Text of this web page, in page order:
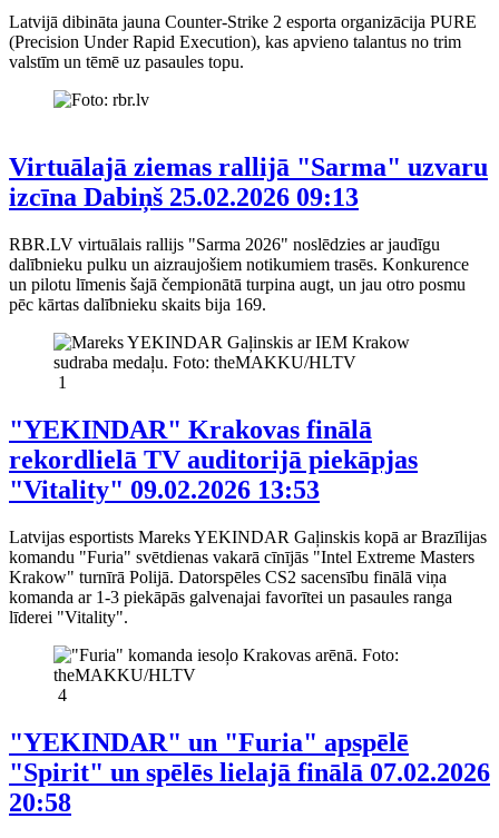
Latvijā dibināta jauna Counter-Strike 2 esporta organizācija PURE
(Precision Under Rapid Execution), kas apvieno talantus no trim
valstīm un tēmē uz pasaules topu.
Virtuālajā ziemas rallijā "Sarma" uzvaru
izcīna Dabiņš 25.02.2026 09:13
RBR.LV virtuālais rallijs "Sarma 2026" noslēdzies ar jaudīgu
dalībnieku pulku un aizraujošiem notikumiem trasēs. Konkurence
un pilotu līmenis šajā čempionātā turpina augt, un jau otro posmu
pēc kārtas dalībnieku skaits bija 169.
1
"YEKINDAR" Krakovas finālā
rekordlielā TV auditorijā piekāpjas
"Vitality" 09.02.2026 13:53
Latvijas esportists Mareks YEKINDAR Gaļinskis kopā ar Brazīlijas
komandu "Furia" svētdienas vakarā cīnījās "Intel Extreme Masters
Krakow" turnīrā Polijā. Datorspēles CS2 sacensību finālā viņa
komanda ar 1-3 piekāpās galvenajai favorītei un pasaules ranga
līderei "Vitality".
4
"YEKINDAR" un "Furia" apspēlē
"Spirit" un spēlēs lielajā finālā 07.02.2026
20:58